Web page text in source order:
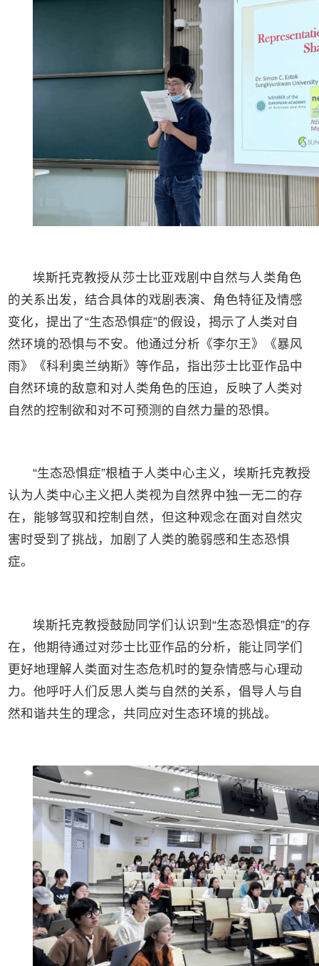
埃斯托克教授从莎士比亚戏剧中自然与人类角色
的关系出发，结合具体的戏剧表演、角色特征及情感
变化，提出了“生态恐惧症”的假设，揭示了人类对自
然环境的恐惧与不安。他通过分析《李尔王》《暴风
雨》《科利奥兰纳斯》等作品，指出莎士比亚作品中
自然环境的敌意和对人类角色的压迫，反映了人类对
自然的控制欲和对不可预测的自然力量的恐惧。
“生态恐惧症”根植于人类中心主义，埃斯托克教授
认为人类中心主义把人类视为自然界中独一无二的存
在，能够驾驭和控制自然，但这种观念在面对自然灾
害时受到了挑战，加剧了人类的脆弱感和生态恐惧
症。
埃斯托克教授鼓励同学们认识到“生态恐惧症”的存
在，他期待通过对莎士比亚作品的分析，能让同学们
更好地理解人类面对生态危机时的复杂情感与心理动
力。他呼吁人们反思人类与自然的关系，倡导人与自
然和谐共生的理念，共同应对生态环境的挑战。